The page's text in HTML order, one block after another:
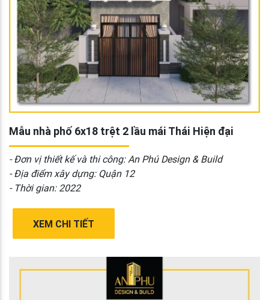
Mẫu nhà phố 6x18 trệt 2 lầu mái Thái Hiện đại
- Đơn vị thiết kế và thi công: An Phú Design & Build
- Địa điểm xây dựng: Quận 12
- Thời gian: 2022
XEM CHI TIẾT